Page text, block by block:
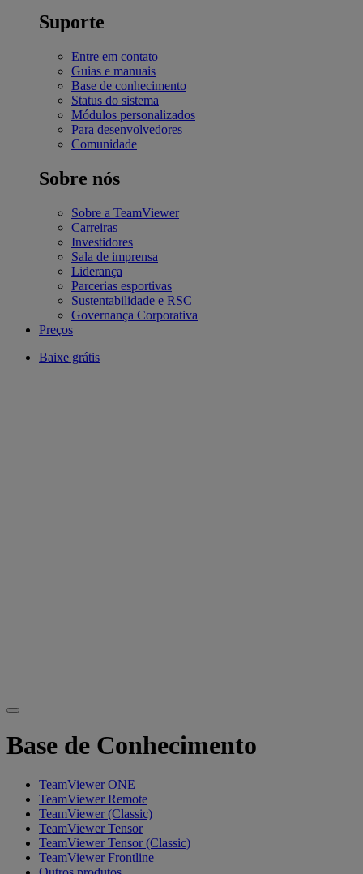
Suporte
Entre em contato
Guias e manuais
Base de conhecimento
Status do sistema
Módulos personalizados
Para desenvolvedores
Comunidade
Sobre nós
Sobre a TeamViewer
Carreiras
Investidores
Sala de imprensa
Liderança
Parcerias esportivas
Sustentabilidade e RSC
Governança Corporativa
Preços
Baixe grátis
Base de Conhecimento
TeamViewer ONE
TeamViewer Remote
TeamViewer (Classic)
TeamViewer Tensor
TeamViewer Tensor (Classic)
TeamViewer Frontline